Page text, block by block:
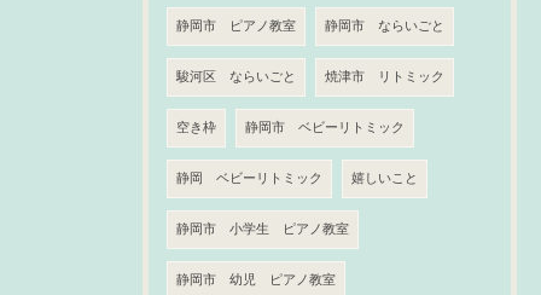
静岡市 ピアノ教室 静岡市 ならいごと
駿河区 ならいごと 焼津市 リトミック
空き枠 静岡市 ベビーリトミック
静岡 ベビーリトミック 嬉しいこと
静岡市 小学生 ピアノ教室
静岡市 幼児 ピアノ教室